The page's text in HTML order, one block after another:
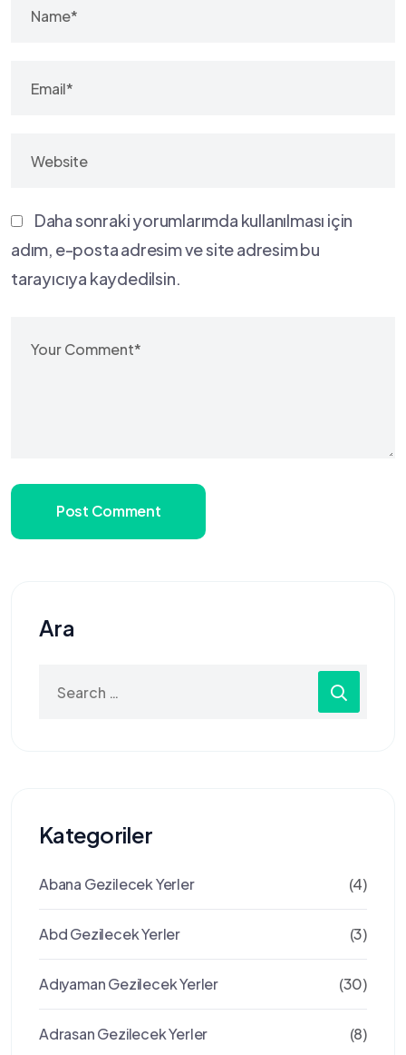
Daha sonraki yorumlarımda kullanılması için
adım, e-posta adresim ve site adresim bu
tarayıcıya kaydedilsin.
Post Comment
Ara
for:
Kategoriler
Abana Gezilecek Yerler (4)
Abd Gezilecek Yerler (3)
Adıyaman Gezilecek Yerler (30)
Adrasan Gezilecek Yerler (8)